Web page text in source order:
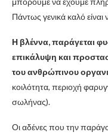
Πάντως γενικά καλό
Η βλέννα, παράγεται
επικάλυψη και
του ανθρώπινου
κοιλότητα, περιοχή
σωλήνας).
Οι αδένες που την